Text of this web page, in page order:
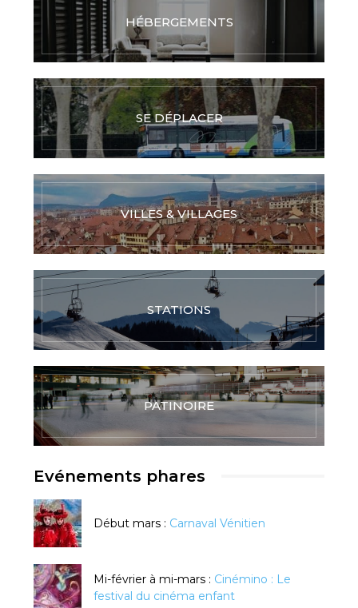
HÉBERGEMENTS
SE DÉPLACER
VILLES & VILLAGES
STATIONS
PATINOIRE
Evénements phares
Début mars : Carnaval Vénitien
Mi-février à mi-mars : Cinémino : Le
festival du cinéma enfant